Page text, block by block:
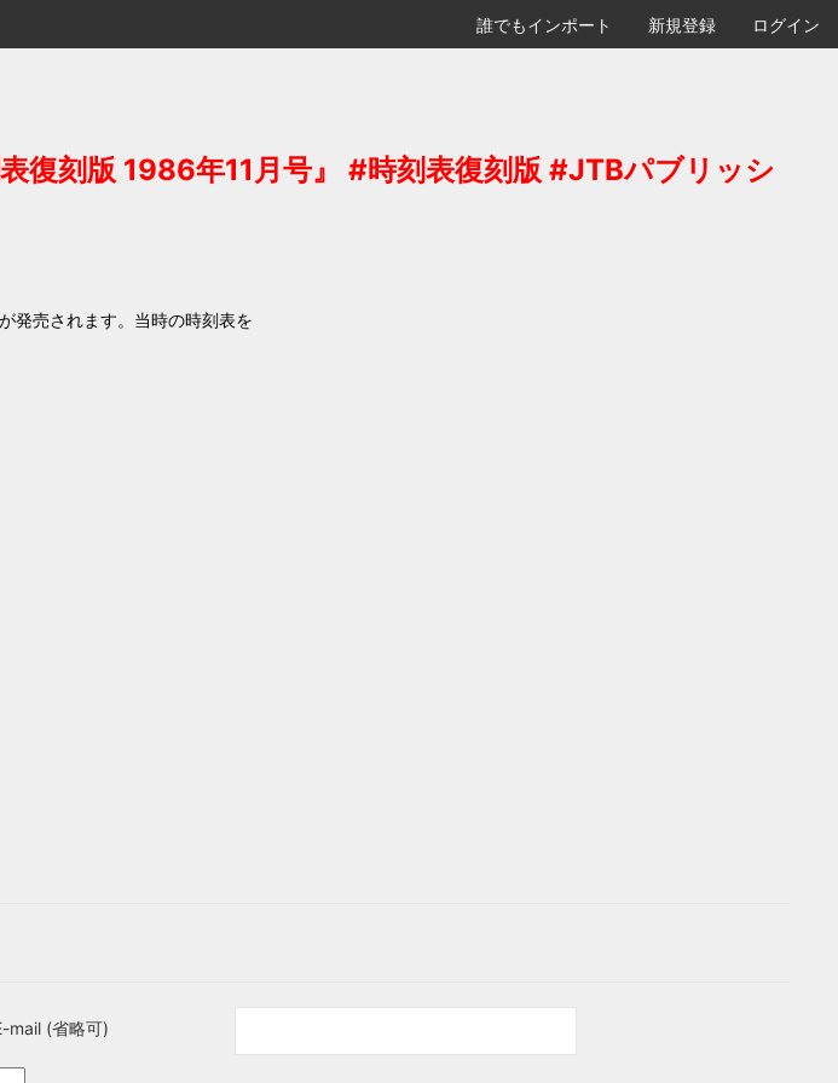
誰でもインポート 新規登録 ログイン
復刻版 1986年11月号』 #時刻表復刻版 #JTBパブリッシ
発売されます。当時の時刻表を
mail (省略可)